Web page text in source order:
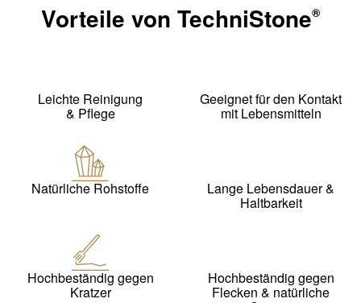
Vorteile von TechniStone®
Leichte Reinigung
& Pflege
Geeignet für den Kontakt
mit Lebensmitteln
Natürliche Rohstoffe Lange Lebensdauer &
Haltbarkeit
Hochbeständig gegen
Kratzer
Hochbeständig gegen
Flecken & natürliche